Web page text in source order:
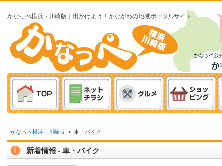
かなっぺ横浜・川崎版｜出かけよう！かながわの地域ポータルサイト
かなっぺ横浜・川崎版 > 車・バイク
新着情報 - 車・バイク